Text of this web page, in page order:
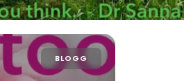
BLOGG